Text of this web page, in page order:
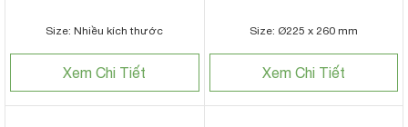
Size: Nhiều kích thước
Xem Chi Tiết
Size: Ø225 x 260 mm
Xem Chi Tiết